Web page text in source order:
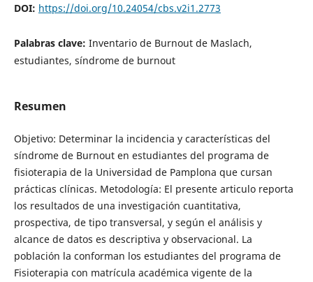
DOI: https://doi.org/10.24054/cbs.v2i1.2773
Palabras clave: Inventario de Burnout de Maslach,
estudiantes, síndrome de burnout
Resumen
Objetivo: Determinar la incidencia y características del
síndrome de Burnout en estudiantes del programa de
fisioterapia de la Universidad de Pamplona que cursan
prácticas clínicas. Metodología: El presente articulo reporta
los resultados de una investigación cuantitativa,
prospectiva, de tipo transversal, y según el análisis y
alcance de datos es descriptiva y observacional. La
población la conforman los estudiantes del programa de
Fisioterapia con matrícula académica vigente de la